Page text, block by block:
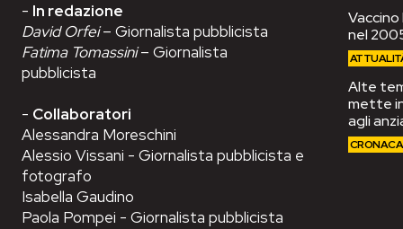
- In redazione
David Orfei– Giornalista pubblicista
Fatima Tomassini– Giornalista
pubblicista
- Collaboratori
Alessandra Moreschini
Alessio Vissani - Giornalista pubblicista e
fotografo
Isabella Gaudino
Paola Pompei - Giornalista pubblicista
nel
Alte
mette
agli
CRONACA